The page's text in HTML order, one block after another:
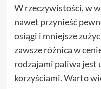
W rzeczywistości, w
nawet przynieść
osiągi i mniejsze
zawsze różnica w
rodzajami paliwa jest
korzyściami. Warto